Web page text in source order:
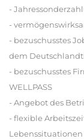
-
-
- bezuschusstes
dem
- bezuschusstes
WELLPASS
- Angebot des
- flexible